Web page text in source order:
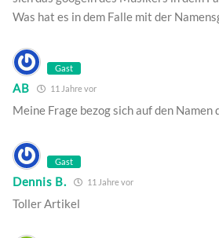
Was hat es in dem Falle mit der
Gast
AB 11 Jahre vor
Meine Frage bezog sich auf den Namen
Gast
Dennis B. 11 Jahre vor
Toller Artikel